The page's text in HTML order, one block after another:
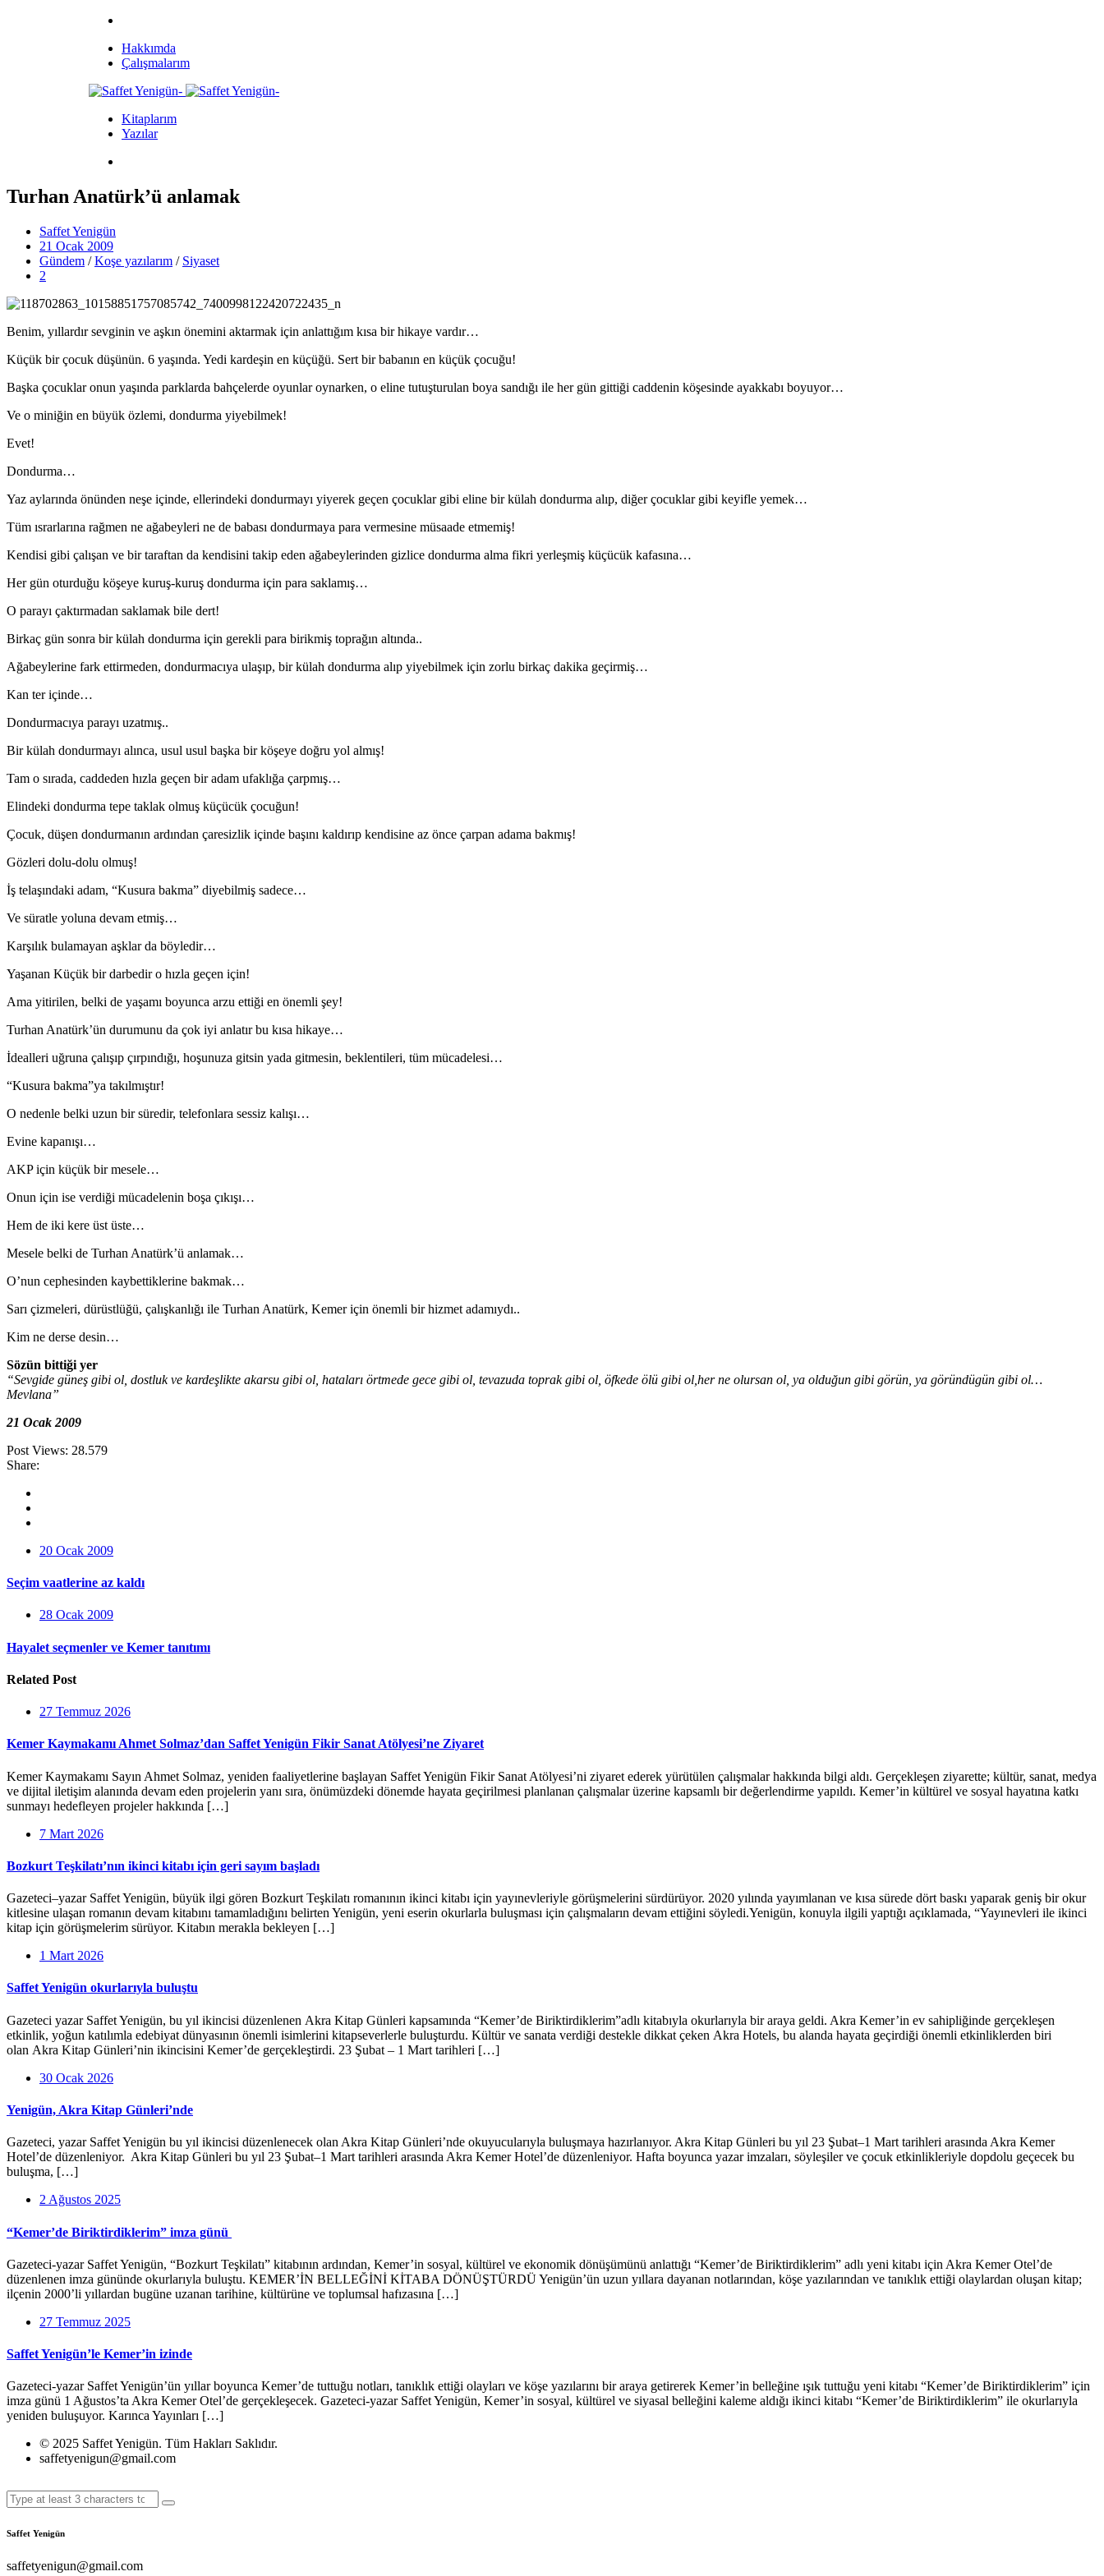
Hakkımda
Çalışmalarım
Kitaplarım
Yazılar
Turhan Anatürk’ü anlamak
Saffet Yenigün
21 Ocak 2009
Gündem /Koşe yazılarım / Siyaset
2
Benim, yıllardır sevginin ve aşkın önemini aktarmak için anlattığım kısa bir hikaye vardır…
Küçük bir çocuk düşünün. 6 yaşında. Yedi kardeşin en küçüğü. Sert bir babanın en küçük çocuğu!
Başka çocuklar onun yaşında parklarda bahçelerde oyunlar oynarken, o eline tutuşturulan boya sandığı ile her gün gittiği caddenin köşesinde ayakkabı boyuyor…
Ve o miniğin en büyük özlemi, dondurma yiyebilmek!
Evet!
Dondurma…
Yaz aylarında önünden neşe içinde, ellerindeki dondurmayı yiyerek geçen çocuklar gibi eline bir külah dondurma alıp, diğer çocuklar gibi keyifle yemek…
Tüm ısrarlarına rağmen ne ağabeyleri ne de babası dondurmaya para vermesine müsaade etmemiş!
Kendisi gibi çalışan ve bir taraftan da kendisini takip eden ağabeylerinden gizlice dondurma alma fikri yerleşmiş küçücük kafasına…
Her gün oturduğu köşeye kuruş-kuruş dondurma için para saklamış…
O parayı çaktırmadan saklamak bile dert!
Birkaç gün sonra bir külah dondurma için gerekli para birikmiş toprağın altında..
Ağabeylerine fark ettirmeden, dondurmacıya ulaşıp, bir külah dondurma alıp yiyebilmek için zorlu birkaç dakika geçirmiş…
Kan ter içinde…
Dondurmacıya parayı uzatmış..
Bir külah dondurmayı alınca, usul usul başka bir köşeye doğru yol almış!
Tam o sırada, caddeden hızla geçen bir adam ufaklığa çarpmış…
Elindeki dondurma tepe taklak olmuş küçücük çocuğun!
Çocuk, düşen dondurmanın ardından çaresizlik içinde başını kaldırıp kendisine az önce çarpan adama bakmış!
Gözleri dolu-dolu olmuş!
İş telaşındaki adam, “Kusura bakma” diyebilmiş sadece…
Ve süratle yoluna devam etmiş…
Karşılık bulamayan aşklar da böyledir…
Yaşanan Küçük bir darbedir o hızla geçen için!
Ama yitirilen, belki de yaşamı boyunca arzu ettiği en önemli şey!
Turhan Anatürk’ün durumunu da çok iyi anlatır bu kısa hikaye…
İdealleri uğruna çalışıp çırpındığı, hoşunuza gitsin yada gitmesin, beklentileri, tüm mücadelesi…
“Kusura bakma”ya takılmıştır!
O nedenle belki uzun bir süredir, telefonlara sessiz kalışı…
Evine kapanışı…
AKP için küçük bir mesele…
Onun için ise verdiği mücadelenin boşa çıkışı…
Hem de iki kere üst üste…
Mesele belki de Turhan Anatürk’ü anlamak…
O’nun cephesinden kaybettiklerine bakmak…
Sarı çizmeleri, dürüstlüğü, çalışkanlığı ile Turhan Anatürk, Kemer için önemli bir hizmet adamıydı..
Kim ne derse desin…
Sözün bittiği yer
“Sevgide güneş gibi ol, dostluk ve kardeşlikte akarsu gibi ol, hataları örtmede gece gibi ol, tevazuda toprak gibi ol, öfkede ölü gibi ol,her ne olursan ol, ya olduğun gibi görün, ya göründügün gibi ol…
Mevlana”
21 Ocak 2009
Post Views: 28.579
Share:
20 Ocak 2009
Seçim vaatlerine az kaldı
28 Ocak 2009
Hayalet seçmenler ve Kemer tanıtımı
Related Post
27 Temmuz 2026
Kemer Kaymakamı Ahmet Solmaz’dan Saffet Yenigün Fikir Sanat Atölyesi’ne Ziyaret
Kemer Kaymakamı Sayın Ahmet Solmaz, yeniden faaliyetlerine başlayan Saffet Yenigün Fikir Sanat Atölyesi’ni ziyaret ederek yürütülen çalışmalar hakkında bilgi aldı. Gerçekleşen ziyarette; kültür, sanat, medya
ve dijital iletişim alanında devam eden projelerin yanı sıra, önümüzdeki dönemde hayata geçirilmesi planlanan çalışmalar üzerine kapsamlı bir değerlendirme yapıldı. Kemer’in kültürel ve sosyal hayatına katkı
sunmayı hedefleyen projeler hakkında […]
7 Mart 2026
Bozkurt Teşkilatı’nın ikinci kitabı için geri sayım başladı
Gazeteci–yazar Saffet Yenigün, büyük ilgi gören Bozkurt Teşkilatı romanının ikinci kitabı için yayınevleriyle görüşmelerini sürdürüyor. 2020 yılında yayımlanan ve kısa sürede dört baskı yaparak geniş bir okur
kitlesine ulaşan romanın devam kitabını tamamladığını belirten Yenigün, yeni eserin okurlarla buluşması için çalışmaların devam ettiğini söyledi.Yenigün, konuyla ilgili yaptığı açıklamada, “Yayınevleri ile ikinci
kitap için görüşmelerim sürüyor. Kitabın merakla bekleyen […]
1 Mart 2026
Saffet Yenigün okurlarıyla buluştu
Gazeteci yazar Saffet Yenigün, bu yıl ikincisi düzenlenen Akra Kitap Günleri kapsamında “Kemer’de Biriktirdiklerim”adlı kitabıyla okurlarıyla bir araya geldi. Akra Kemer’in ev sahipliğinde gerçekleşen
etkinlik, yoğun katılımla edebiyat dünyasının önemli isimlerini kitapseverlerle buluşturdu. Kültür ve sanata verdiği destekle dikkat çeken Akra Hotels, bu alanda hayata geçirdiği önemli etkinliklerden biri
olan Akra Kitap Günleri’nin ikincisini Kemer’de gerçekleştirdi. 23 Şubat – 1 Mart tarihleri […]
30 Ocak 2026
Yenigün, Akra Kitap Günleri’nde
Gazeteci, yazar Saffet Yenigün bu yıl ikincisi düzenlenecek olan Akra Kitap Günleri’nde okuyucularıyla buluşmaya hazırlanıyor. Akra Kitap Günleri bu yıl 23 Şubat–1 Mart tarihleri arasında Akra Kemer
Hotel’de düzenleniyor. Akra Kitap Günleri bu yıl 23 Şubat–1 Mart tarihleri arasında Akra Kemer Hotel’de düzenleniyor. Hafta boyunca yazar imzaları, söyleşiler ve çocuk etkinlikleriyle dopdolu geçecek bu
buluşma, […]
2 Ağustos 2025
“Kemer’de Biriktirdiklerim” imza günü
Gazeteci-yazar Saffet Yenigün, “Bozkurt Teşkilatı” kitabının ardından, Kemer’in sosyal, kültürel ve ekonomik dönüşümünü anlattığı “Kemer’de Biriktirdiklerim” adlı yeni kitabı için Akra Kemer Otel’de
düzenlenen imza gününde okurlarıyla buluştu. KEMER’İN BELLEĞİNİ KİTABA DÖNÜŞTÜRDÜ Yenigün’ün uzun yıllara dayanan notlarından, köşe yazılarından ve tanıklık ettiği olaylardan oluşan kitap;
ilçenin 2000’li yıllardan bugüne uzanan tarihine, kültürüne ve toplumsal hafızasına […]
27 Temmuz 2025
Saffet Yenigün’le Kemer’in izinde
Gazeteci-yazar Saffet Yenigün’ün yıllar boyunca Kemer’de tuttuğu notları, tanıklık ettiği olayları ve köşe yazılarını bir araya getirerek Kemer’in belleğine ışık tuttuğu yeni kitabı “Kemer’de Biriktirdiklerim” için
imza günü 1 Ağustos’ta Akra Kemer Otel’de gerçekleşecek. Gazeteci-yazar Saffet Yenigün, Kemer’in sosyal, kültürel ve siyasal belleğini kaleme aldığı ikinci kitabı “Kemer’de Biriktirdiklerim” ile okurlarıyla
yeniden buluşuyor. Karınca Yayınları […]
© 2025 Saffet Yenigün. Tüm Hakları Saklıdır.
saffetyenigun@gmail.com
Saffet Yenigün
saffetyenigun@gmail.com